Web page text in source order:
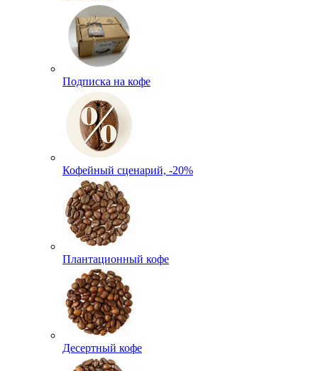
Подписка на кофе
Кофейный сценарий, -20%
Плантационный кофе
Десертный кофе